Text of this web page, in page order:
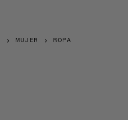
MUJER ROPA